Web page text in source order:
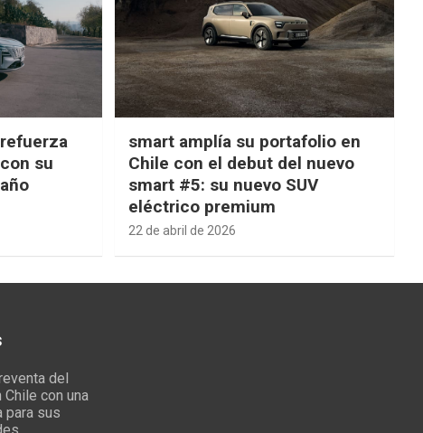
su
smart amplía su portafolio en
Chile con el debut del nuevo
smart #5: su nuevo SUV
eléctrico premium
22 de abril de 2026
del
Chile con una
para sus